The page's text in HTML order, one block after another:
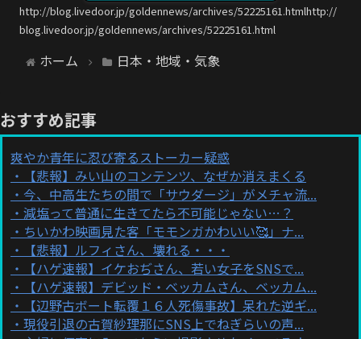
http://blog.livedoor.jp/goldennews/archives/52225161.htmlhttp://
blog.livedoor.jp/goldennews/archives/52225161.html
ホーム 日本・地域・気象
おすすめ記事
爽やか青年に忍び寄るストーカー疑惑
【悲報】みい山のコンテンツ、なぜか消えまくる
今、中高生たちの間で「サウダージ」がメチャ流...
減塩って普通に生きてたら不可能じゃない…？
ちいかわ映画見た客「モモンガかわいい🥰」ナ...
【悲報】ルフィさん、壊れる・・・
【ハゲ速報】イケおぢさん、若い女子をSNSで...
【ハゲ速報】デビッド・ベッカムさん、ベッカム...
【辺野古ボート転覆１６人死傷事故】呆れた逆ギ...
現役引退の古賀紗理那にSNS上でねぎらいの声...